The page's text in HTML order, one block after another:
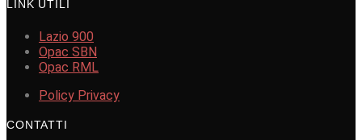
LINK UTILI
Lazio 900
Opac SBN
Opac RML
Policy Privacy
CONTATTI